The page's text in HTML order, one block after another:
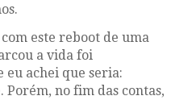
este reboot de uma
a vida foi
eu achei que seria:
no fim das contas,